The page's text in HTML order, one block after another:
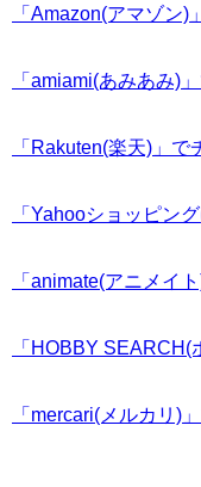
「Amazon(アマゾン)
「amiami(あみあみ)
「Rakuten(楽天)」で
「Yahooショッピン
「animate(アニメイ
「HOBBY SEARCH(
「mercari(メルカリ)